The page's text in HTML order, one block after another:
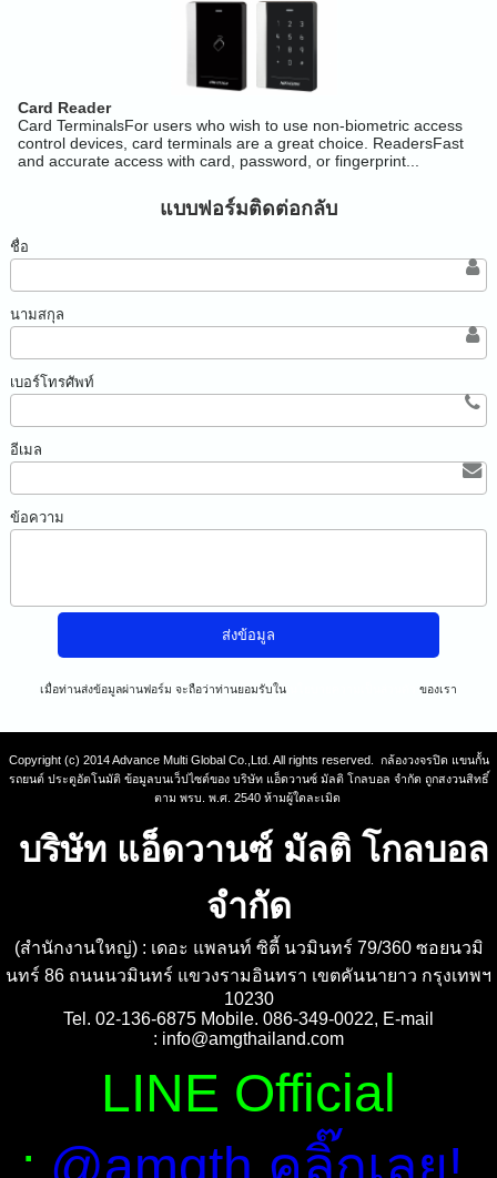
Card Reader
Card TerminalsFor users who wish to use non-biometric access
control devices, card terminals are a great choice. ReadersFast
and accurate access with card, password, or fingerprint...
แบบฟอร์มติดต่อกลับ
ชื่อ
นามสกุล
เบอร์โทรศัพท์
อีเมล
ข้อความ
เมื่อท่านส่งข้อมูลผ่านฟอร์ม จะถือว่าท่านยอมรับในนโยบายความเป็นส่วนตัว ของเรา
Copyright (c) 2014 Advance Multi Global Co.,Ltd. All rights reserved. กล้องวงจรปิด แขนกั้น
รถยนต์ ประตูอัตโนมัติ ข้อมูลบนเว็ปไซต์ของ บริษัท แอ็ดวานซ์ มัลติ โกลบอล จำกัด ถูกสงวนสิทธิ์
ตาม พรบ. พ.ศ. 2540 ห้ามผู้ใดละเมิด
บริษัท แอ็ดวานซ์ มัลติ โกลบอล
จำกัด
(สำนักงานใหญ่) : เดอะ แพลนท์ ซิตี้ นวมินทร์ 79/360 ซอยนวมิ
นทร์ 86 ถนนนวมินทร์ แขวงรามอินทรา เขตคันนายาว กรุงเทพฯ
10230
Tel. 02-136-6875 Mobile. 086-349-0022, E-mail
: info@amgthailand.com
LINE Official